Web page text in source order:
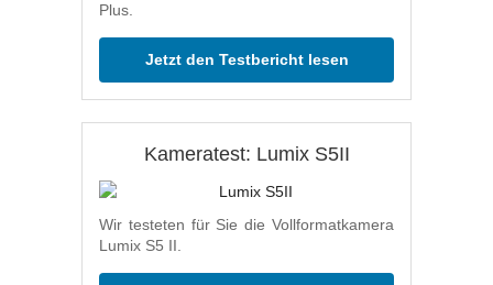
Plus.
Jetzt den Testbericht lesen
Kameratest: Lumix S5II
Wir testeten für Sie die Vollformatkamera
Lumix S5 II.